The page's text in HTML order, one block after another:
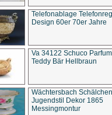
Telefonablage
Design 60er 70er Jahre
Va 34122 Schuco
Teddy Bär Hellbraun
Wächtersbach Schälchen
Jugendstil Dekor 1865
Messingmontur